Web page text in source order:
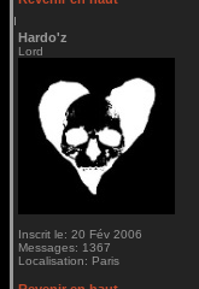
Hardo'z
Lord
Inscrit le: 20 Fév 2006
Messages: 1367
Localisation: Paris